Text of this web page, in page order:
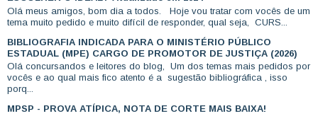
Olá meus amigos, bom dia a todos. Hoje vou tratar com vocês de um
tema muito pedido e muito difícil de responder, qual seja, CURS...
BIBLIOGRAFIA INDICADA PARA O MINISTÉRIO PÚBLICO
ESTADUAL (MPE) CARGO DE PROMOTOR DE JUSTIÇA (2026)
Olá concursandos e leitores do blog, Um dos temas mais pedidos por
vocês e ao qual mais fico atento é a sugestão bibliográfica , isso
porq...
MPSP - PROVA ATÍPICA, NOTA DE CORTE MAIS BAIXA!